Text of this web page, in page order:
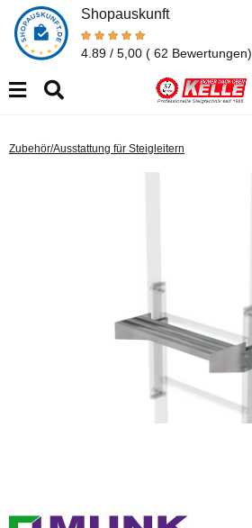
Shopauskunft
4.89 / 5,00 ( 62 Bewertungen)
Zubehör/Ausstattung für Steigleitern